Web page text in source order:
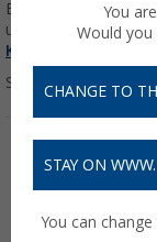
Batterien –
und weitere
Kleinbatterien
Sortieren:
You
Would you
CHANGE TO
STAY ON
You can